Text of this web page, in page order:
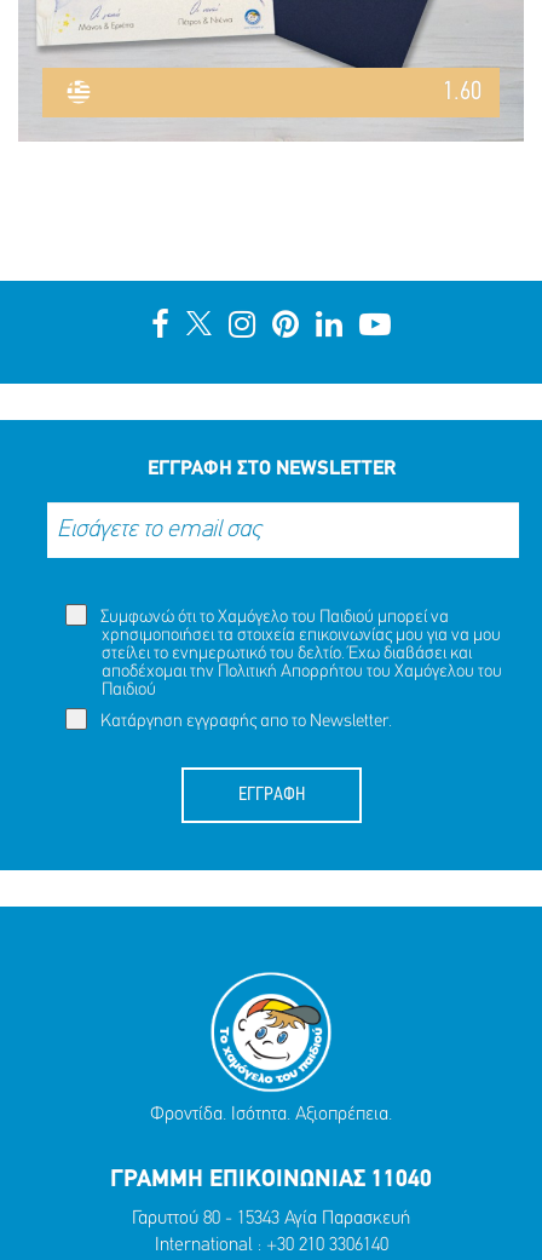
1.60
ΕΓΓΡΑΦΗ ΣΤΟ NEWSLETTER
Συμφωνώ ότι το Χαμόγελο του Παιδιού μπορεί να
χρησιμοποιήσει τα στοιχεία επικοινωνίας μου για να μου
στείλει το ενημερωτικό του δελτίο. Έχω διαβάσει και
αποδέχομαι την Πολιτική Απορρήτου του Χαμόγελου του
Παιδιού
Κατάργηση εγγραφής απο το Newsletter.
ΕΓΓΡΑΦΗ
Φροντίδα. Ισότητα. Αξιοπρέπεια.
ΓΡΑΜΜΗ ΕΠΙΚΟΙΝΩΝΙΑΣ 11040
Γαρυττού 80 - 15343 Αγία Παρασκευή
International : +30 210 3306140